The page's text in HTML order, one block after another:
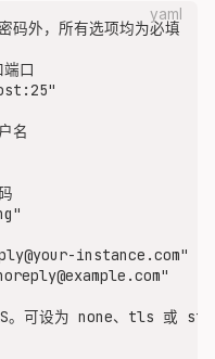
yaml
码外，所有选项均为必填
口
名
instance.com"
。可设为 none、tls 或